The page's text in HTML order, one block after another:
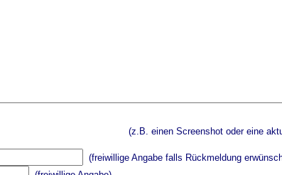
(z.B. einen Screenshot oder eine
(freiwillige Angabe falls Rückmeldung